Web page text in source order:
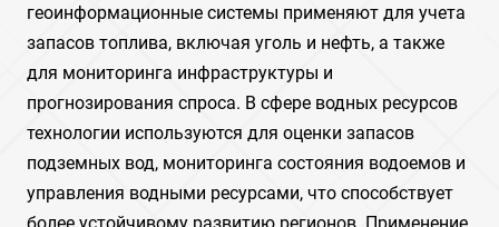
геоинформационные системы применяют для учета
запасов топлива, включая уголь и нефть, а также
для мониторинга инфраструктуры и
прогнозирования спроса. В сфере водных ресурсов
технологии используются для оценки запасов
подземных вод, мониторинга состояния водоемов и
управления водными ресурсами, что способствует